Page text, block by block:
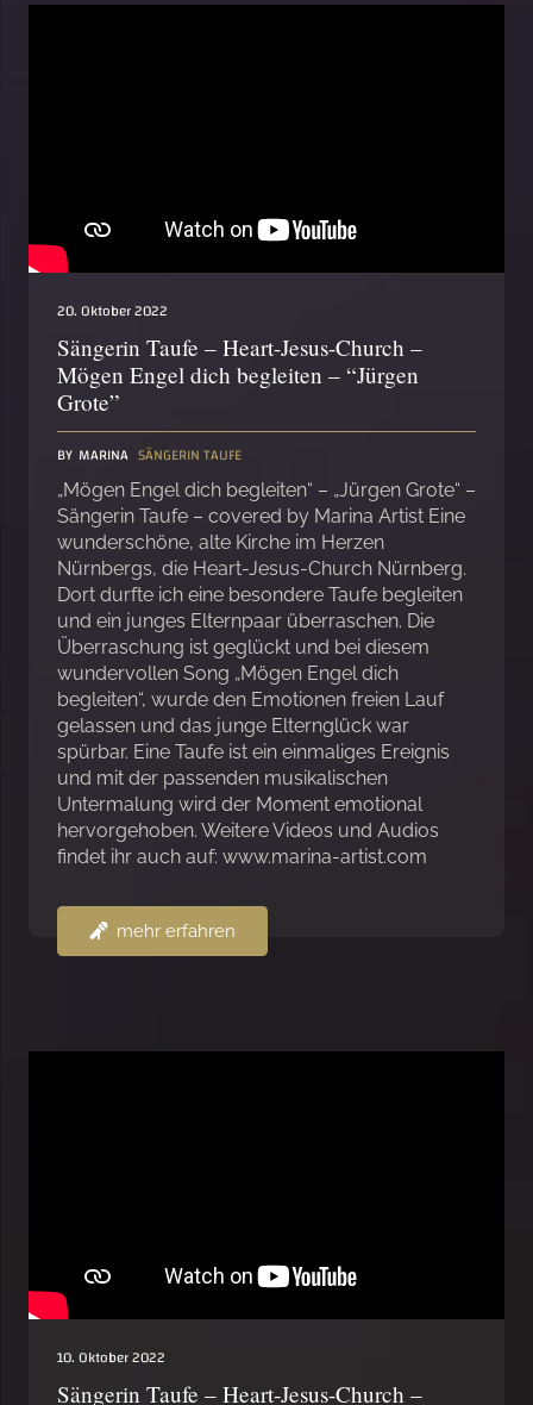
20. Oktober 2022
Sängerin Taufe – Heart-Jesus-Church –
Mögen Engel dich begleiten – “Jürgen
Grote”
BY MARINA SÄNGERIN TAUFE
„Mögen Engel dich begleiten“ – „Jürgen Grote“ –
Sängerin Taufe – covered by Marina Artist Eine
wunderschöne, alte Kirche im Herzen
Nürnbergs, die Heart-Jesus-Church Nürnberg.
Dort durfte ich eine besondere Taufe begleiten
und ein junges Elternpaar überraschen. Die
Überraschung ist geglückt und bei diesem
wundervollen Song „Mögen Engel dich
begleiten“, wurde den Emotionen freien Lauf
gelassen und das junge Elternglück war
spürbar. Eine Taufe ist ein einmaliges Ereignis
und mit der passenden musikalischen
Untermalung wird der Moment emotional
hervorgehoben. Weitere Videos und Audios
findet ihr auch auf: www.marina-artist.com
mehr erfahren
10. Oktober 2022
Sängerin Taufe – Heart-Jesus-Church –